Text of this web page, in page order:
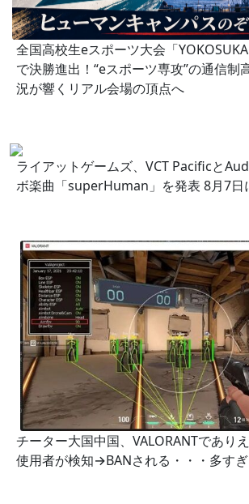
全国高校生eスポーツ大会「
で決勝進出！“eスポーツ専攻”の通信制
況が響くリアル会場の頂点へ
ライアットゲームズ、VCT Pacificと
ボ楽曲「superHuman」を発表 8月7日
チーター大国中国、VALORANTであり
使用者が検知→BANされる・・・多すぎ